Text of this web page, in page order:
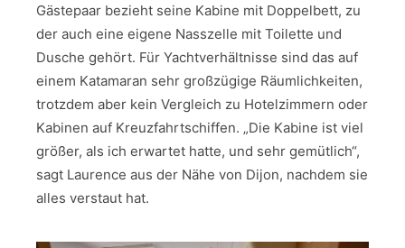
Gästepaar bezieht seine Kabine mit Doppelbett, zu
der auch eine eigene Nasszelle mit Toilette und
Dusche gehört. Für Yachtverhältnisse sind das auf
einem Katamaran sehr großzügige Räumlichkeiten,
trotzdem aber kein Vergleich zu Hotelzimmern oder
Kabinen auf Kreuzfahrtschiffen. „Die Kabine ist viel
größer, als ich erwartet hatte, und sehr gemütlich“,
sagt Laurence aus der Nähe von Dijon, nachdem sie
alles verstaut hat.